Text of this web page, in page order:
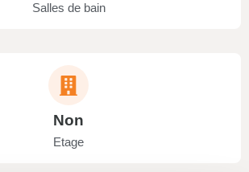
Salles de bain
Non
Etage